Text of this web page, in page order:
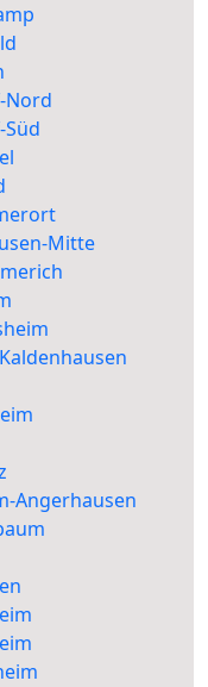
Nord
Mitte
Angerhausen